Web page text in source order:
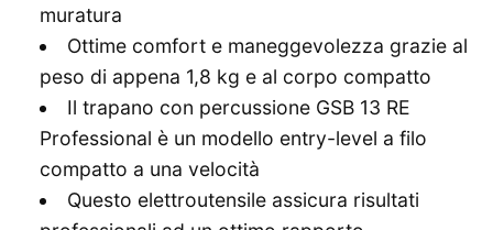
muratura
Ottime comfort e maneggevolezza grazie al
peso di appena 1,8 kg e al corpo compatto
Il trapano con percussione GSB 13 RE
Professional è un modello entry-level a filo
compatto a una velocità
Questo elettroutensile assicura risultati